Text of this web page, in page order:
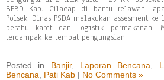
BPBD Kab. Cilacap di bantu relawan,
Polsek, Dinas PSDA melakukan assesment
perahu karet dan logistik permakanan.
terdampak ke tempat pengungsian.
Posted in Banjir, Laporan Bencana
Bencana
Pati Kab | No Comments »